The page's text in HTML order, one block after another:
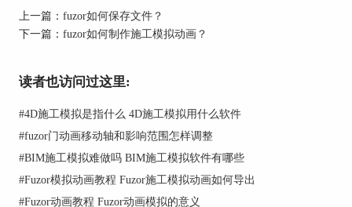
上一篇： fuzor如何保存文件？
下一篇： fuzor如何制作施工模拟动画？
读者也访问过这里:
#4D施工模拟是指什么 4D施工模拟用什么软件
#fuzor门动画移动轴和影响范围怎样调整
#BIM施工模拟难做吗 BIM施工模拟软件有哪些
#Fuzor模拟动画教程 Fuzor施工模拟动画如何导出
#Fuzor动画教程 Fuzor动画模拟的意义